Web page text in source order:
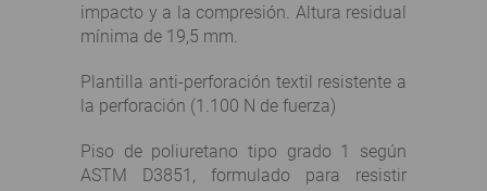
impacto y a la compresión. Altura residual
mínima de 19,5 mm.
Plantilla anti-perforación textil resistente a
la perforación (1.100 N de fuerza)
Piso de poliuretano tipo grado 1 según
ASTM D3851, formulado para resistir